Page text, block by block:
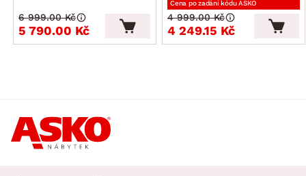
5 790.00 Kč
6 999.00 Kč
Cena po zadání kódu ASKO
4 249.15 Kč
4 999.00 Kč